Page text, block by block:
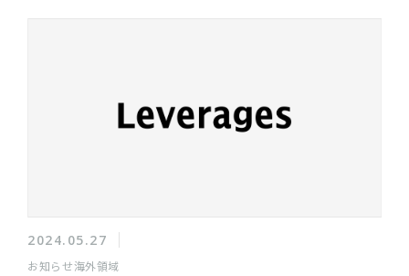
2024.05.27
お知らせ海外領域